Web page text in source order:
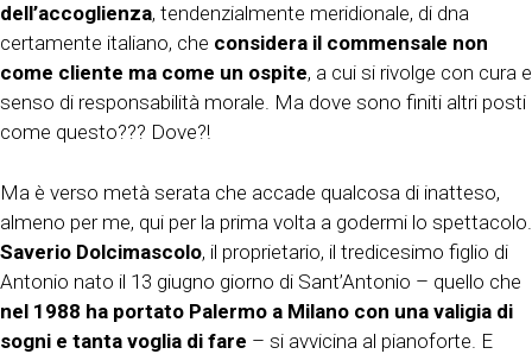
dell’accoglienza, tendenzialmente meridionale, di dna
certamente italiano, che considera il commensale non
come cliente ma come un ospite, a cui si rivolge con cura e
senso di responsabilità morale. Ma dove sono finiti altri posti
come questo??? Dove?!
Ma è verso metà serata che accade qualcosa di inatteso,
almeno per me, qui per la prima volta a godermi lo spettacolo.
Saverio Dolcimascolo, il proprietario, il tredicesimo figlio di
Antonio nato il 13 giugno giorno di Sant’Antonio – quello che
nel 1988 ha portato Palermo a Milano con una valigia di
sogni e tanta voglia di fare – si avvicina al pianoforte. E